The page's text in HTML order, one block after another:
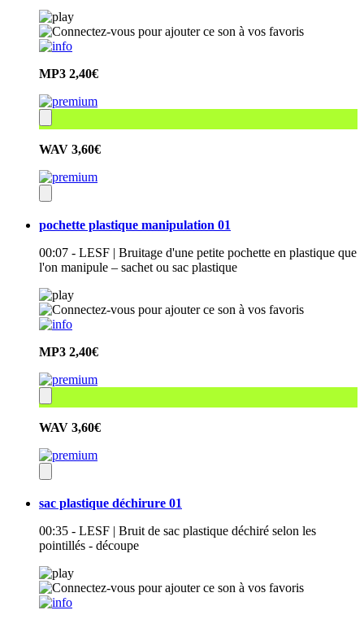
MP3 2,40€
WAV 3,60€
pochette plastique manipulation 01
00:07 - LESF | Bruitage d'une petite pochette en plastique que
l'on manipule – sachet ou sac plastique
MP3 2,40€
WAV 3,60€
sac plastique déchirure 01
00:35 - LESF | Bruit de sac plastique déchiré selon les
pointillés - découpe